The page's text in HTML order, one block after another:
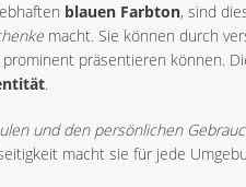
blauen Farbton, sind
macht. Sie können durch
präsentieren können.
.
und den persönlichen
macht sie für jede